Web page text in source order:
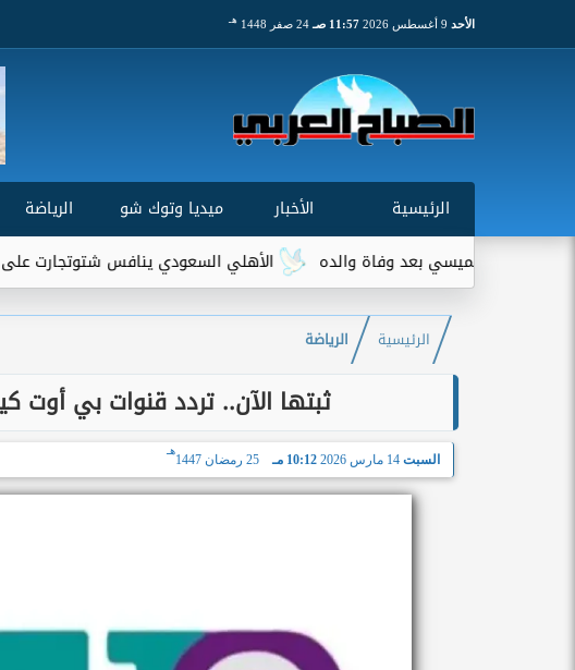
الأحد 11:57 صـ 24 صفر 1448 هـ
الرئيسية الأخبار ميديا وتوك شو الرياضة
الأهلي السعودي ينافس شتوتجارت على موهبة بعد وفاة والده
الرئيسية الرياضة
ثبتها الآن.. تردد قنوات بي أوت
السبت 14 مارس 2026 10:12 مـ 25 رمضان 1447
هـ